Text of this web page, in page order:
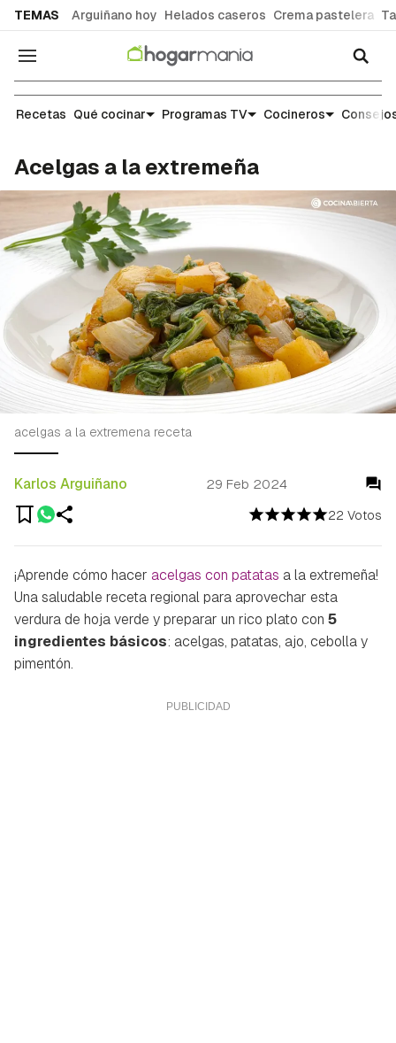
TEMAS Arguiñano hoy Helados caseros Crema pastelera
Navegación
Recetas
Recetas Qué cocinar Programas TV Cocineros
Acelgas a la extremeña
22 Votos
Karlos Arguiñano 29 Feb 2024
acelgas a la extremena receta
¡Aprende cómo hacer acelgas con patatas a la extremeña!
Una saludable receta regional para aprovechar esta
verdura de hoja verde y preparar un rico plato con 5
ingredientes básicos: acelgas, patatas, ajo, cebolla y
pimentón.